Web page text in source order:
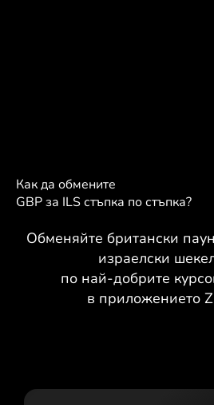
Как да обмените
GBP за ILS стъпка по стъпка?
Обменяйте британски
израелски
по най-добрите
в приложението